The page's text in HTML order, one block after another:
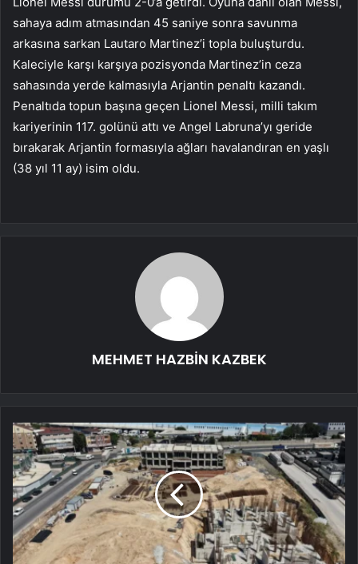
sahaya adım atmasından 45 saniye sonra savunma
arkasına sarkan Lautaro Martinez’i topla buluşturdu.
Kaleciyle karşı karşıya pozisyonda Martinez’in ceza
sahasında yerde kalmasıyla Arjantin penaltı kazandı.
Penaltıda topun başına geçen Lionel Messi, milli takım
kariyerinin 117. golünü attı ve Angel Labruna’yı geride
bırakarak Arjantin formasıyla ağları havalandıran en yaşlı
(38 yıl 11 ay) isim oldu.
MEHMET HAZBİN KAZBEK